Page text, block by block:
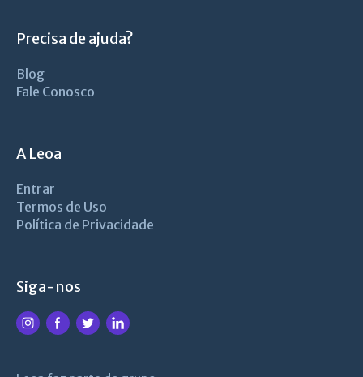
Precisa de ajuda?
Blog
Fale Conosco
A Leoa
Entrar
Termos de Uso
Política de Privacidade
Siga-nos